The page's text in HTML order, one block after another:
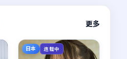
更多
日本 连载中